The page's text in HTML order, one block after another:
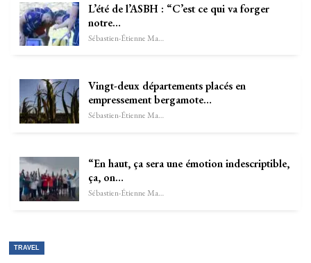
L’été de l’ASBH : “C’est ce qui va forger
notre…
Sébastien-Étienne Marechal
Vingt-deux départements placés en
empressement bergamote…
Sébastien-Étienne Marechal
“En haut, ça sera une émotion indescriptible,
ça, on…
Sébastien-Étienne Marechal
TRAVEL